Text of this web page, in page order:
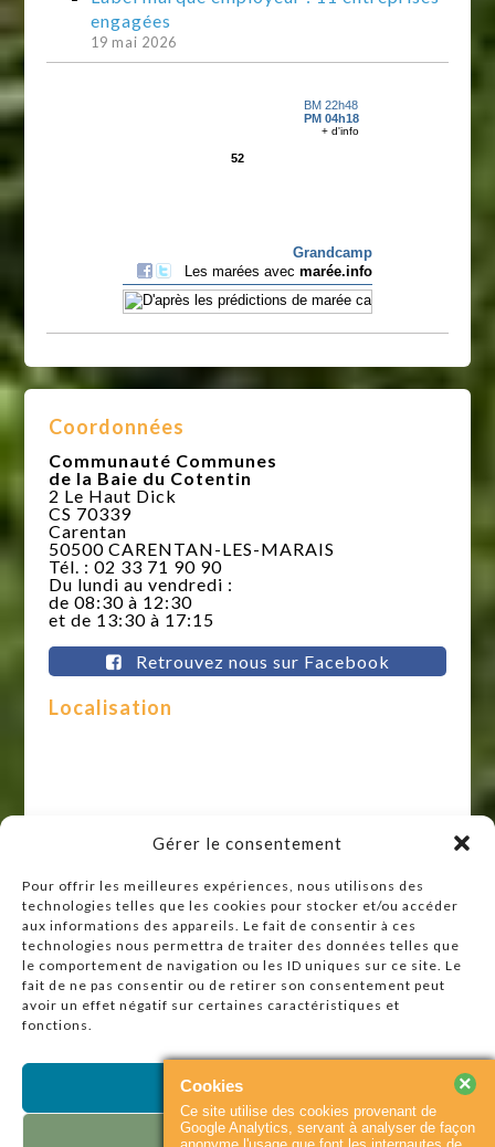
Gérer le consentement
Pour offrir les meilleures expériences, nous utilisons des
technologies telles que les cookies pour stocker et/ou accéder
aux informations des appareils. Le fait de consentir à ces
technologies nous permettra de traiter des données telles que
le comportement de navigation ou les ID uniques sur ce site. Le
fait de ne pas consentir ou de retirer son consentement peut
avoir un effet négatif sur certaines caractéristiques et
fonctions.
Accepter
Refuser
engagées
19 mai 2026
Coordonnées
Communauté Communes
de la Baie du Cotentin
2 Le Haut Dick
CS 70339
Carentan
50500 CARENTAN-LES-MARAIS
Tél. : 02 33 71 90 90
Du lundi au vendredi :
de 08:30 à 12:30
et de 13:30 à 17:15
Retrouvez nous sur Facebook
Localisation
Actualités
Cookies
Ce site utilise des cookies provenant de
Google Analytics, servant à analyser de façon
×